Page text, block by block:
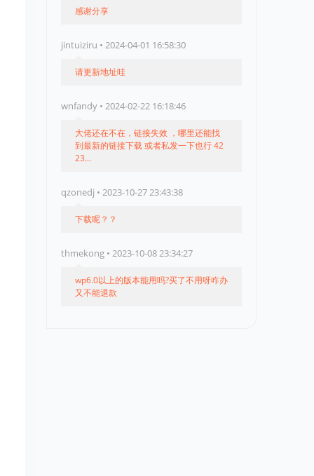
感谢分享
jintuiziru • 2024-04-01 16:58:30
请更新地址哇
wnfandy • 2024-02-22 16:18:46
大佬还在不在，链接失效 ，哪里还能找
到最新的链接下载 或者私发一下也行 42
23...
qzonedj • 2023-10-27 23:43:38
下载呢？？
thmekong • 2023-10-08 23:34:27
wp6.0以上的版本能用吗?买了不用呀咋办
又不能退款